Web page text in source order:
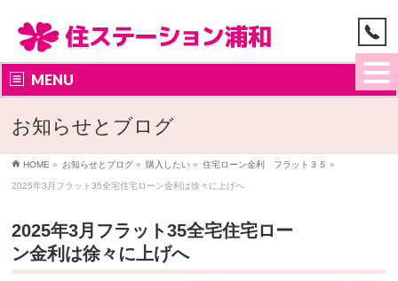
MENU
お知らせとブログ
HOME » お知らせとブログ » 購入したい » 住宅ローン金利 フラット３５ »
2025年3月フラット35全宅住宅ローン金利は徐々に上げへ
2025年3月フラット35全宅住宅ロー
ン金利は徐々に上げへ